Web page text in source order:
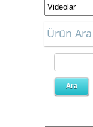
Ürün Ara